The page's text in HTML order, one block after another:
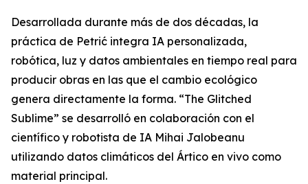
Desarrollada durante más de dos décadas, la
práctica de Petrić integra IA personalizada,
robótica, luz y datos ambientales en tiempo real para
producir obras en las que el cambio ecológico
genera directamente la forma. “The Glitched
Sublime” se desarrolló en colaboración con el
científico y robotista de IA Mihai Jalobeanu
utilizando datos climáticos del Ártico en vivo como
material principal.